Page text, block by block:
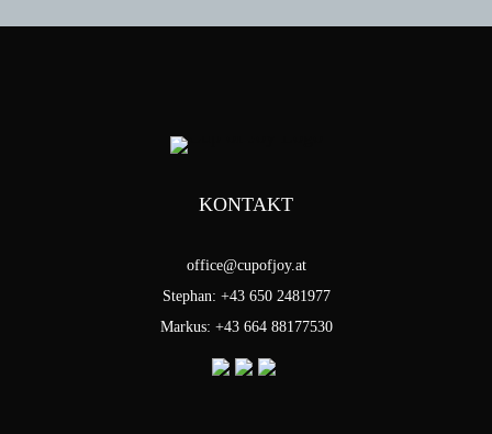
KONTAKT
office@cupofjoy.at
Stephan: +43 650 2481977
Markus: +43 664 88177530